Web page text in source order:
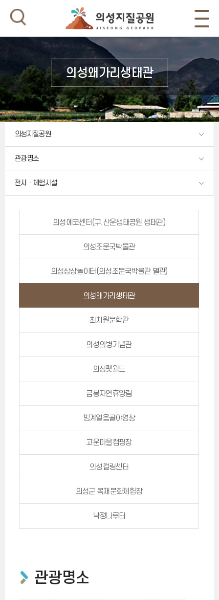
의성왜가리생태관
의성지질공원
관광명소
전시ㆍ체험시설
의성에코센터(구.산운생태공원 생태관)
의성조문국박물관
의성상상놀이터(의성조문국박물관 별관)
의성왜가리생태관
최치원문학관
의성의병기념관
의성펫월드
금봉자연휴양림
빙계얼음골야영장
고운마을캠핑장
의성컬링센터
의성군 목재문화체험장
낙정나루터
관광명소